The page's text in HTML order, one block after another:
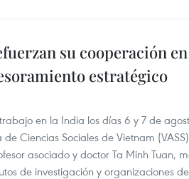
su cooperación en
estratégico
en la India los días 6 y 7 de
Ciencias Sociales de Vietnam
asociado y doctor Ta Minh Tuan,
de investigación y organizaciones